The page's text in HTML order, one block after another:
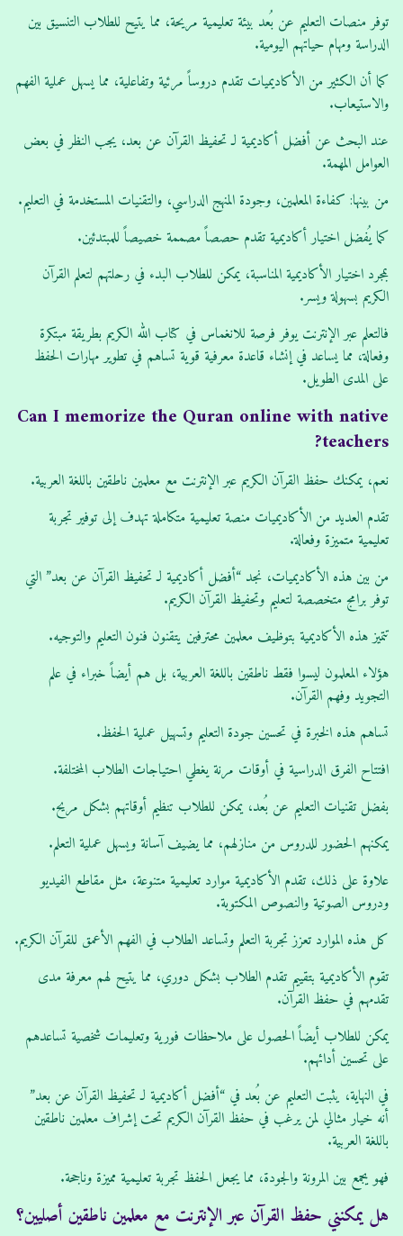
توفر منصات التعليم عن بُعد بيئة تعليمية مريحة، مما يتيح للطلاب التنسيق بين
الدراسة ومهام حياتهم اليومية.
كما أن الكثير من الأكاديميات تقدم دروساً مرئية وتفاعلية، مما يسهل عملية الفهم
والاستيعاب.
عند البحث عن أفضل أكاديمية لـ تحفيظ القرآن عن بعد، يجب النظر في بعض
العوامل المهمة.
من بينها: كفاءة المعلمين، وجودة المنهج الدراسي، والتقنيات المستخدمة في التعليم.
كما يُفضل اختيار أكاديمية تقدم حصصاً مصممة خصيصاً للمبتدئين.
بمجرد اختيار الأكاديمية المناسبة، يمكن للطلاب البدء في رحلتهم لتعلم القرآن
الكريم بسهولة ويسر.
فالتعلم عبر الإنترنت يوفر فرصة للانغماس في كتاب الله الكريم بطريقة مبتكرة
وفعالة، مما يساعد في إنشاء قاعدة معرفية قوية تساهم في تطوير مهارات الحفظ
على المدى الطويل.
Can I memorize the Quran online with native
teachers?
نعم، يمكنك حفظ القرآن الكريم عبر الإنترنت مع معلمين ناطقين باللغة العربية.
تقدم العديد من الأكاديميات منصة تعليمية متكاملة تهدف إلى توفير تجربة
تعليمية متميزة وفعالة.
من بين هذه الأكاديميات، نجد “أفضل أكاديمية لـ تحفيظ القرآن عن بعد” التي
توفر برامج متخصصة لتعليم وتحفيظ القرآن الكريم.
تتميز هذه الأكاديمية بتوظيف معلمين محترفين يتقنون فنون التعليم والتوجيه.
هؤلاء المعلمون ليسوا فقط ناطقين باللغة العربية، بل هم أيضاً خبراء في علم
التجويد وفهم القرآن.
تساهم هذه الخبرة في تحسين جودة التعليم وتسهيل عملية الحفظ.
افتتاح الفرق الدراسية في أوقات مرنة يغطي احتياجات الطلاب المختلفة.
بفضل تقنيات التعليم عن بُعد، يمكن للطلاب تنظيم أوقاتهم بشكل مريح.
يمكنهم الحضور للدروس من منازلهم، مما يضيف آسانة ويسهل عملية التعلم.
علاوة على ذلك، تقدم الأكاديمية موارد تعليمية متنوعة، مثل مقاطع الفيديو
ودروس الصوتية والنصوص المكتوبة.
كل هذه الموارد تعزز تجربة التعلم وتساعد الطلاب في الفهم الأعمق للقرآن الكريم.
تقوم الأكاديمية بتقييم تقدم الطلاب بشكل دوري، مما يتيح لهم معرفة مدى
تقدمهم في حفظ القرآن.
يمكن للطلاب أيضاً الحصول على ملاحظات فورية وتعليمات شخصية تساعدهم
على تحسين أدائهم.
في النهاية، يثبت التعليم عن بُعد في “أفضل أكاديمية لـ تحفيظ القرآن عن بعد”
أنه خيار مثالي لمن يرغب في حفظ القرآن الكريم تحت إشراف معلمين ناطقين
باللغة العربية.
فهو يجمع بين المرونة والجودة، مما يجعل الحفظ تجربة تعليمية مميزة وناجحة.
هل يمكنني حفظ القرآن عبر الإنترنت مع معلمين ناطقين أصليين؟